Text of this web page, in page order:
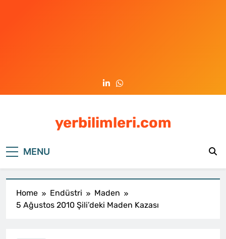
yerbilimleri.com
MENU
Home Endüstri
Maden
5 Ağustos 2010 Şili’deki Maden Kazası